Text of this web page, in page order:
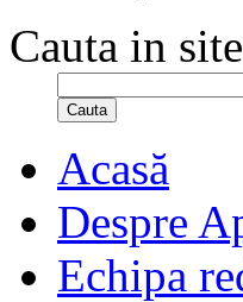
Cauta in site
Cauta
Acasă
Despre
Echipa